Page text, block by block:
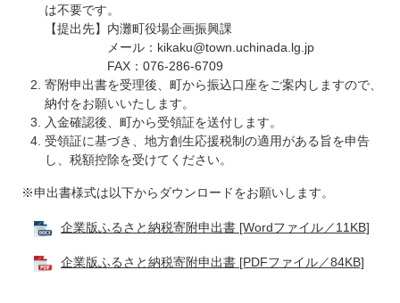
は不要です。
【提出先】内灘町役場企画振興課
メール：kikaku@town.uchinada.lg.jp
FAX：076-286-6709
寄附申出書を受理後、町から振込口座をご案内しますので、
納付をお願いいたします。
入金確認後、町から受領証を送付します。
受領証に基づき、地方創生応援税制の適用がある旨を申告
し、税額控除を受けてください。
※申出書様式は以下からダウンロードをお願いします。
企業版ふるさと納税寄附申出書 [Wordファイル／11KB]
企業版ふるさと納税寄附申出書 [PDFファイル／84KB]